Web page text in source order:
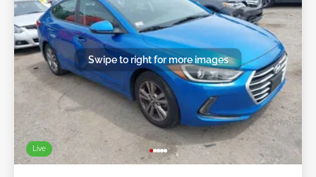
Live
Swipe to right for more images